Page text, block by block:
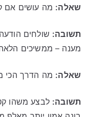
שאלה: מה עושים אם
תשובה: שולחים
מענה – ממשיכים
שאלה: מה הדרך הכי
תשובה: לבצע משהו